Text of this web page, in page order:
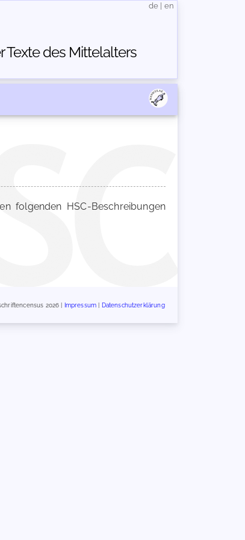
Texte des Mittelalters
de en
folgenden HSC-Beschreibungen
2026 | Impressum Datenschutzerklärung